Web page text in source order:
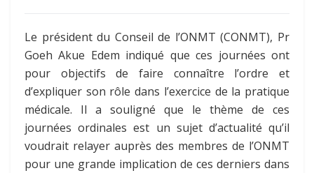
Le président du Conseil de l’ONMT (CONMT), Pr
Goeh Akue Edem indiqué que ces journées ont
pour objectifs de faire connaître l’ordre et
d’expliquer son rôle dans l’exercice de la pratique
médicale. Il a souligné que le thème de ces
journées ordinales est un sujet d’actualité qu’il
voudrait relayer auprès des membres de l’ONMT
pour une grande implication de ces derniers dans